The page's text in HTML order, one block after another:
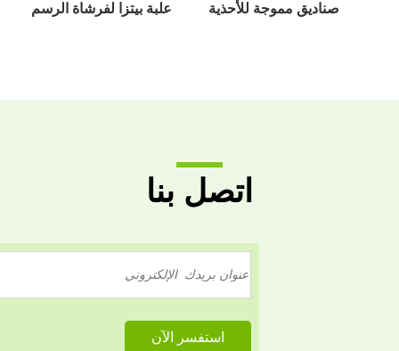
علبة بيتزا لفرشاة الرسم صناديق مموجة للأحذية
اتصل بنا